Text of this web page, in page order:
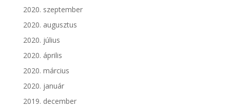
2020. szeptember
2020. augusztus
2020. július
2020. április
2020. március
2020. január
2019. december